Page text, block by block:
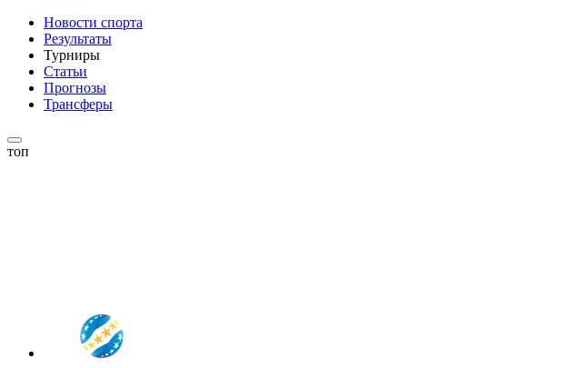
Новости спорта
Результаты
Турниры
Статьи
Прогнозы
Трансферы
топ